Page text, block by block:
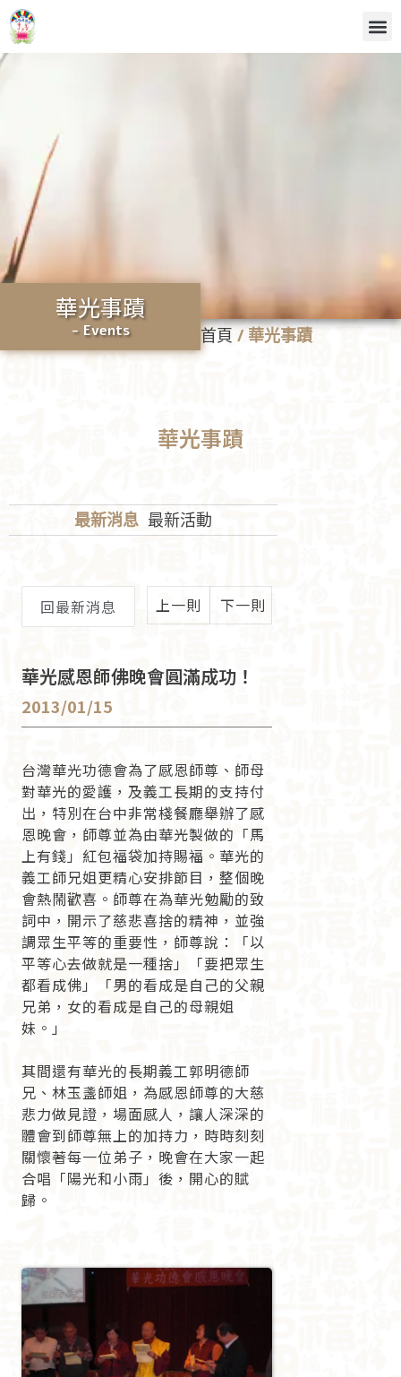
華光事蹟
- Events 首頁 / 華光事蹟
華光事蹟
最新消息 最新活動
回最新消息 上一則 下一則
華光感恩師佛晚會圓滿成功！
2013/01/15
台灣華光功德會為了感恩師尊、師母
對華光的愛護，及義工長期的支持付
出，特別在台中非常棧餐廳舉辦了感
恩晚會，師尊並為由華光製做的「馬
上有錢」紅包福袋加持賜福。華光的
義工師兄姐更精心安排節目，整個晚
會熱鬧歡喜。師尊在為華光勉勵的致
詞中，開示了慈悲喜捨的精神，並強
調眾生平等的重要性，師尊說：「以
平等心去做就是一種捨」「要把眾生
都看成佛」「男的看成是自己的父親
兄弟，女的看成是自己的母親姐
妹。」
其間還有華光的長期義工郭明德師
兄、林玉盞師姐，為感恩師尊的大慈
悲力做見證，場面感人，讓人深深的
體會到師尊無上的加持力，時時刻刻
關懷著每一位弟子，晚會在大家一起
合唱「陽光和小雨」後，開心的賦
歸。